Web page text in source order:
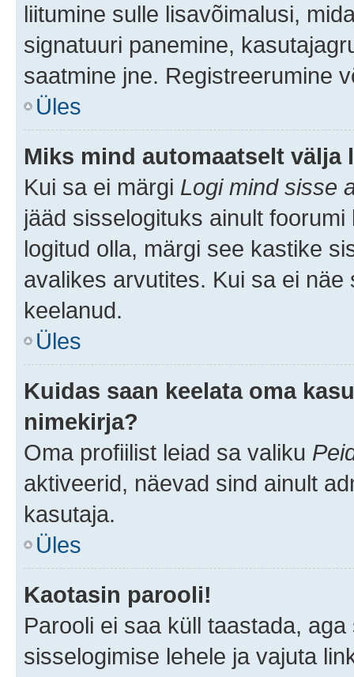
liitumine sulle lisavõimalusi,
signatuuri panemine,
saatmine jne. Registreerumine
Üles
Miks mind automaatselt välja
Kui sa ei märgi Logi mind sisse
jääd sisselogituks ainult
logitud olla, märgi see kastike
avalikes arvutites. Kui sa ei
keelanud.
Üles
Kuidas saan keelata oma
nimekirja?
Oma profiilist leiad sa valiku
aktiveerid, näevad sind ainult
kasutaja.
Üles
Kaotasin parooli!
Parooli ei saa küll taastada,
sisselogimise lehele ja vajuta